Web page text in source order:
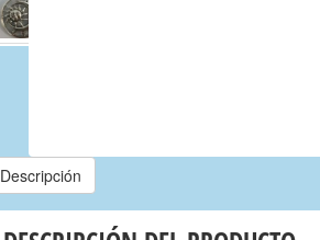
Descripción